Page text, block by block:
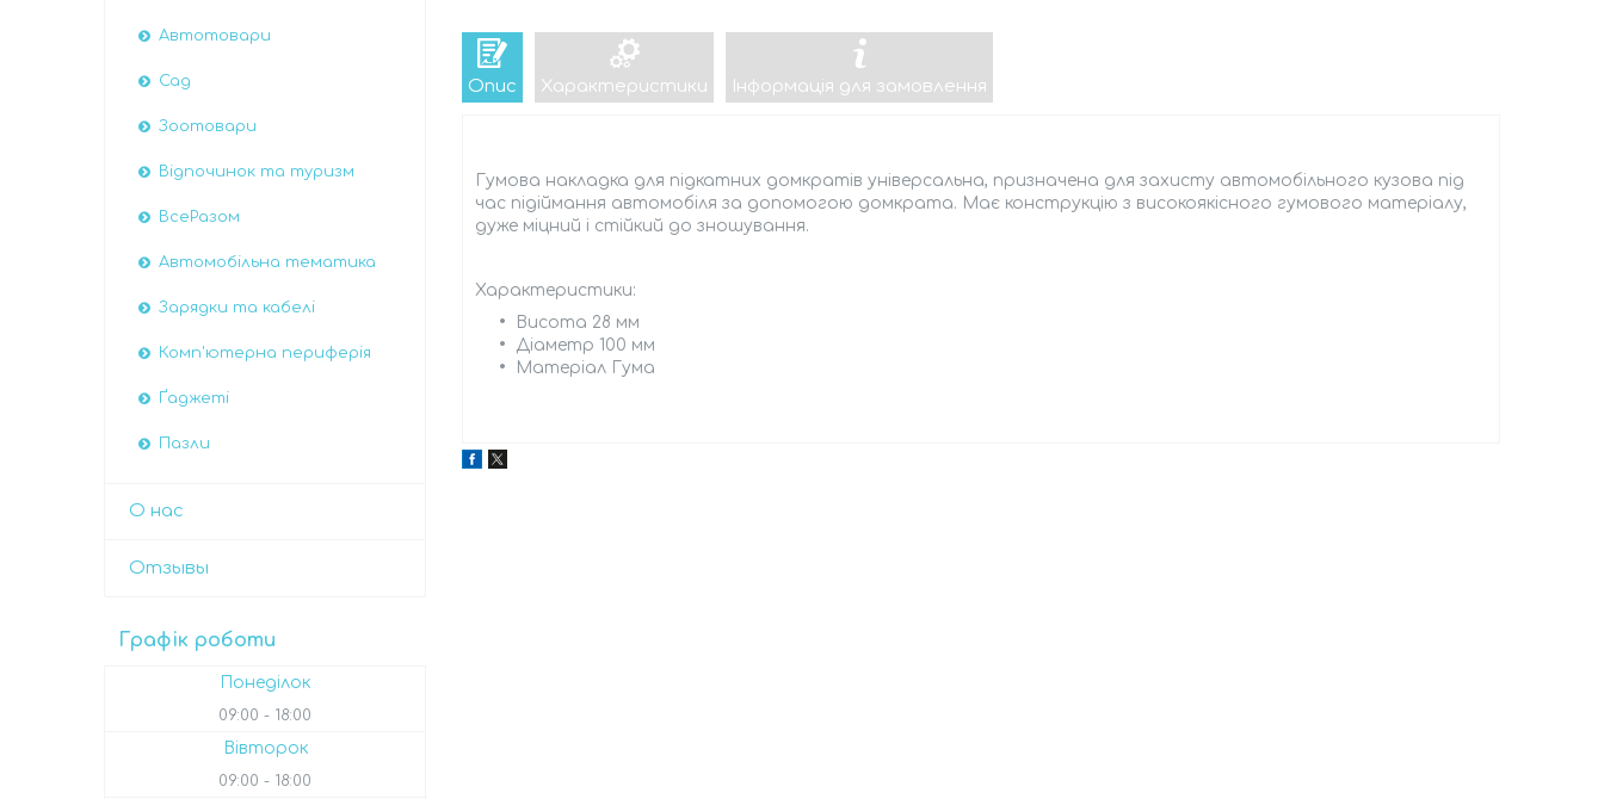
Опис Характеристики Інформація для замовлення
Гумова накладка для підкатних домкратів універсальна, призначена для захисту автомобільного кузова під
час підіймання автомобіля за допомогою домкрата. Має конструкцію з високоякісного гумового матеріалу,
дуже міцний і стійкий до зношування.
Xapaктepиcтики:
Bиcoтa 28 мм
Діaмeтp 100 мм
Maтepіaл Гумa
Автотовари
Сад
Зоотовари
Відпочинок та туризм
ВсеРазом
Автомобiльна тематика
Зарядки та кабелі
Комп'ютерна периферія
Ґаджеті
Пазли
О нас
Отзывы
Графік роботи
Понеділок
09:00 18:00
Вівторок
09:00 18:00